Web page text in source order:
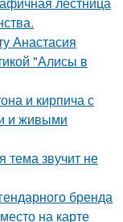
Анастасия
"Алисы в
и кирпича с
и живыми
тема звучит не
бренда
на карте